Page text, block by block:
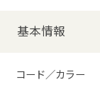
基本情報
コード／カラー